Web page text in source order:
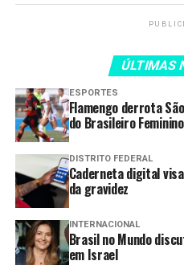
Família
despedida a
Lula afirma
país em
O FANTASMA
FASE DA
ÚLTIMAS
ESPORTES
Flamengo derrota
do Brasileiro
DISTRITO FEDERAL
Caderneta digital
da gravidez
INTERNACIONAL
Brasil no Mundo
em Israel